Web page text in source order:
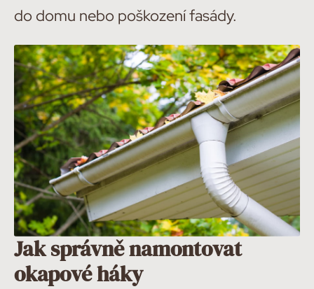
do domu nebo poškození fasády.
Jak správně namontovat
okapové háky